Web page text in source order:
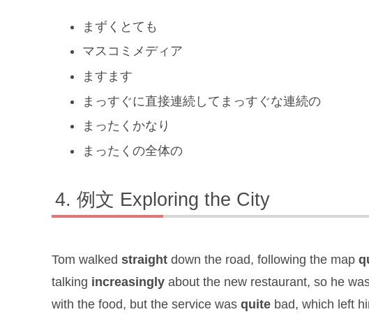
まずくとても
マスコミメディア
ますます
まっすぐに直接連続してまっすぐな連続の
まったくかなり
まったくの全体の
例文 Exploring the City
Tom walked straight down the road, following the map
talking increasingly about the new restaurant, so he
with the food, but the service was quite bad, which left